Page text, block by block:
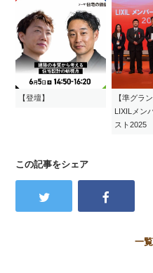
【登壇】
【準グラ
LIXILメン
スト2025
この記事をシェア
一